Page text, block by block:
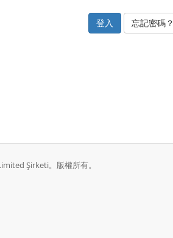
忘記密碼？
Şirketi。版權所有。